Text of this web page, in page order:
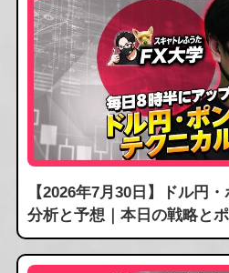
【2026年7月30日】ドル円
分析と予想｜本日の戦略と